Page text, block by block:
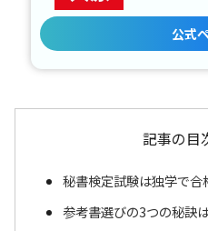
公式
記事の目
秘書検定試験は独学で合
参考書選びの3つの秘訣